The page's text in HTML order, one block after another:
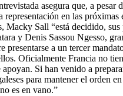
asegura que, a pesar
representación en las próximas
Macky Sall “está decidido, sus
y Denis Sassou Ngesso,
presentarse a un tercer
Oficialmente Francia no
Si han venido a
para mantener el orden
es en vano.”